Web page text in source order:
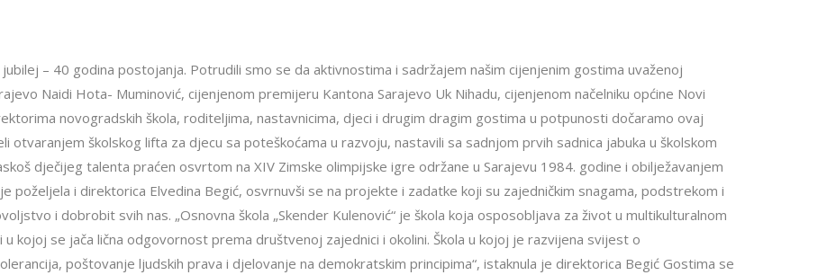
– 40 godina postojanja. Potrudili smo se da aktivnostima i sadržajem našim cijenjenim gostima uvaženoj
Naidi Hota- Muminović, cijenjenom premijeru Kantona Sarajevo Uk Nihadu, cijenjenom načelniku općine Novi
novogradskih škola, roditeljima, nastavnicima, djeci i drugim dragim gostima u potpunosti dočaramo ovaj
otvaranjem školskog lifta za djecu sa poteškoćama u razvoju, nastavili sa sadnjom prvih sadnica jabuka u školskom
dječijeg talenta praćen osvrtom na XIV Zimske olimpijske igre održane u Sarajevu 1984. godine i obilježavanjem
poželjela i direktorica Elvedina Begić, osvrnuvši se na projekte i zadatke koji su zajedničkim snagama, podstrekom i
i dobrobit svih nas. „Osnovna škola „Skender Kulenović“ je škola koja osposobljava za život u multikulturalnom
kojoj se jača lična odgovornost prema društvenoj zajednici i okolini. Škola u kojoj je razvijena svijest o
poštovanje ljudskih prava i djelovanje na demokratskim principima“, istaknula je direktorica Begić Gostima se